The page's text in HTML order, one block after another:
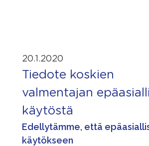
20.1.2020
Tiedote koskien
valmentajan
käytöstä
Edellytämme, että
käytökseen